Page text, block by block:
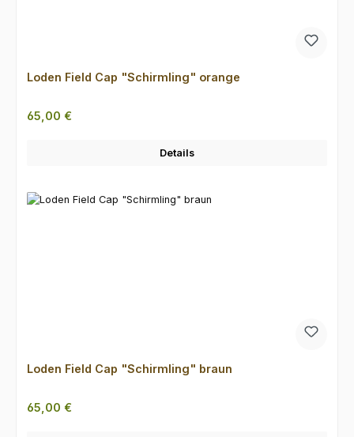
Loden Field Cap "Schirmling" orange
Regulärer Preis:
65,00 €
Details
Loden Field Cap "Schirmling" braun
Regulärer Preis:
65,00 €